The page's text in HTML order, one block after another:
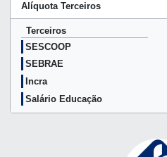
Alíquota Terceiros
Terceiros
SESCOOP
SEBRAE
Incra
Salário Educação